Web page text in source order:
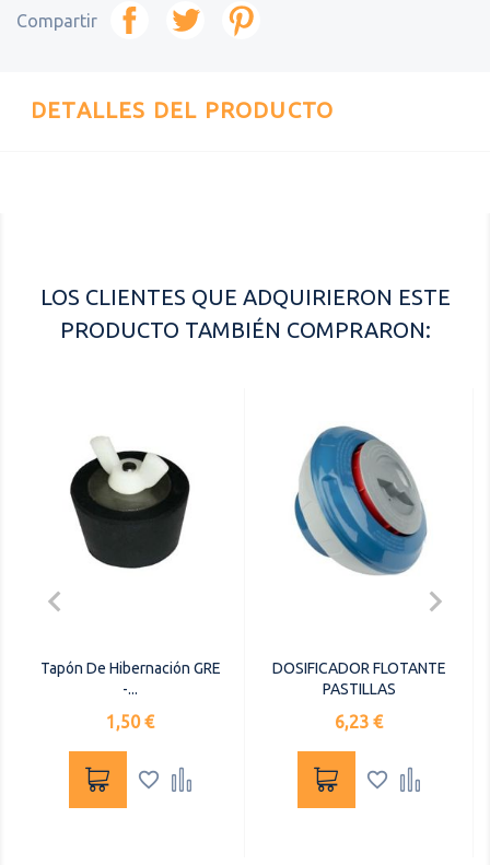
Compartir
DETALLES DEL PRODUCTO
LOS CLIENTES QUE ADQUIRIERON ESTE
PRODUCTO TAMBIÉN COMPRARON:

Tapón De Hibernación GRE
-...
Precio
1,50 €
 
DOSIFICADOR FLOTANTE
PASTILLAS
Precio
6,23 €
 
